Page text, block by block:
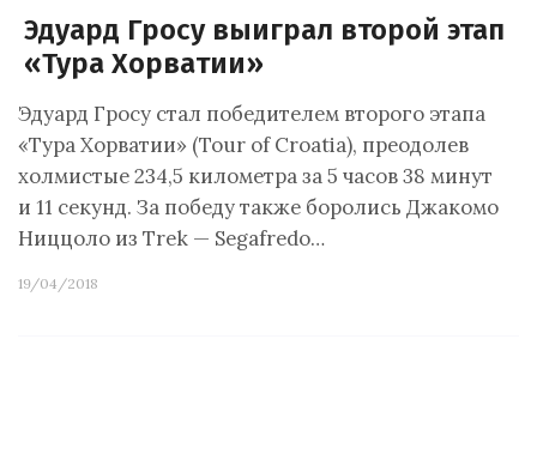
Эдуард Гросу выиграл второй этап
«Тура Хорватии»
Эдуард Гросу стал победителем второго этапа
«Тура Хорватии» (Tour of Croatia), преодолев
холмистые 234,5 километра за 5 часов 38 минут
и 11 секунд. За победу также боролись Джакомо
Ниццоло из Trek — Segafredo…
19/04/2018